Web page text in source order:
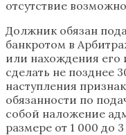
отсутствие
Должник обязан
банкротом в
или нахождения его
сделать не позднее
наступления
обязанности по
собой наложение
размере от 1 000 до